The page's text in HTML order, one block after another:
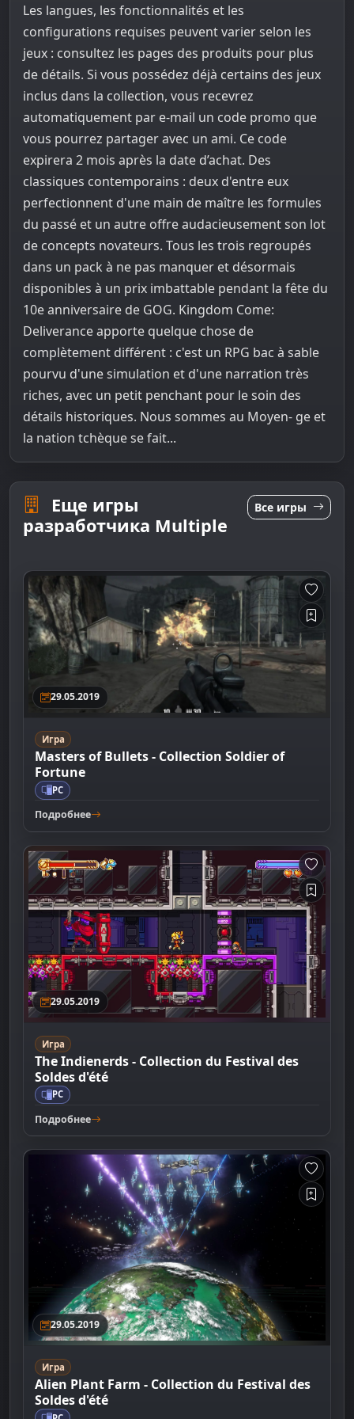
Les langues, les fonctionnalités et les
configurations requises peuvent varier selon les
jeux : consultez les pages des produits pour plus
de détails. Si vous possédez déjà certains des jeux
inclus dans la collection, vous recevrez
automatiquement par e-mail un code promo que
vous pourrez partager avec un ami. Ce code
expirera 2 mois après la date d’achat. Des
classiques contemporains : deux d'entre eux
perfectionnent d'une main de maître les formules
du passé et un autre offre audacieusement son lot
de concepts novateurs. Tous les trois regroupés
dans un pack à ne pas manquer et désormais
disponibles à un prix imbattable pendant la fête du
10e anniversaire de GOG. Kingdom Come:
Deliverance apporte quelque chose de
complètement différent : c'est un RPG bac à sable
pourvu d'une simulation et d'une narration très
riches, avec un petit penchant pour le soin des
détails historiques. Nous sommes au Moyen- ge et
la nation tchèque se fait...
Еще игры
разработчика Multiple
Все игры
29.05.2019
Игра
Masters of Bullets - Collection Soldier of
Fortune
PC
Подробнее
29.05.2019
Игра
The Indienerds - Collection du Festival des
Soldes d'été
PC
Подробнее
29.05.2019
Игра
Alien Plant Farm - Collection du Festival des
Soldes d'été